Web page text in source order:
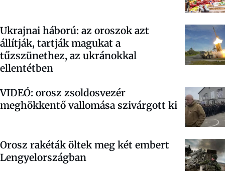
Ukrajnai háború: az oroszok azt
állítják, tartják magukat a
tűzszünethez, az ukránokkal
ellentétben
VIDEÓ: orosz zsoldosvezér
meghökkentő vallomása szivárgott ki
Orosz rakéták öltek meg két embert
Lengyelországban